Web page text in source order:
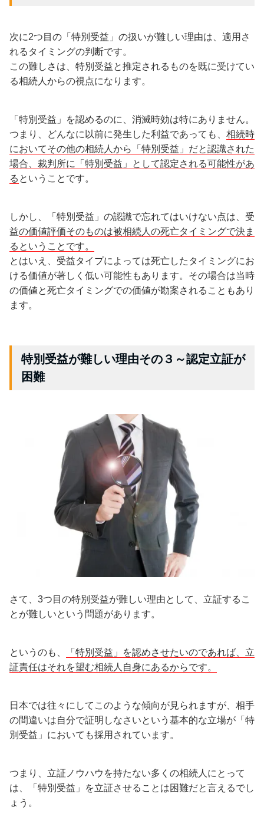
次に2つ目の「特別受益」の扱いが難しい理由は、適用さ
れるタイミングの判断です。
この難しさは、特別受益と推定されるものを既に受けてい
る相続人からの視点になります。
「特別受益」を認めるのに、消滅時効は特にありません。
つまり、どんなに以前に発生した利益であっても、 相続時
においてその他の相続人から「特別受益」だと認識された
場合、裁判所に「特別受益」として認定される可能性があ
る ということです。
しかし、「特別受益」の認識で忘れてはいけない点は、受
益の価値評価そのものは被相続人の死亡タイミングで決ま
るということです。
とはいえ、受益タイプによっては死亡したタイミングにお
ける価値が著しく低い可能性もあります。その場合は当時
の価値と死亡タイミングでの価値が勘案されることもあり
ます。
特別受益が難しい理由その３～認定立証が
困難
さて、3つ目の特別受益が難しい理由として、立証するこ
とが難しいという問題があります。
というのも、
「特別受益」を認めさせたいのであれば、立
証責任はそれを望む相続人自身にあるからです。
日本では往々にしてこのような傾向が見られますが、相手
の間違いは自分で証明しなさいという基本的な立場が「特
別受益」においても採用されています。
つまり、立証ノウハウを持たない多くの相続人にとって
は、「特別受益」を立証させることは困難だと言えるでし
ょう。